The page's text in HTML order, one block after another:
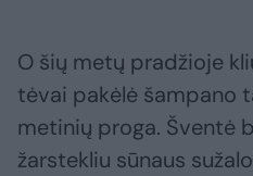
O šių metų pradžioje
tėvai pakėlė šampano
metinių proga. Šventė
žarstekliu sūnaus